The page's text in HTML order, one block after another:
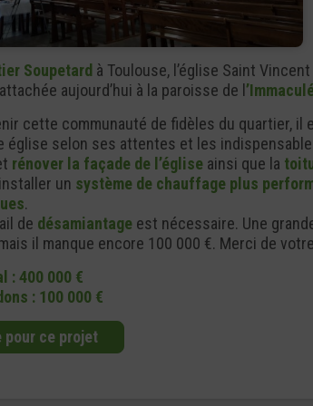
Soupetard à Toulouse, l’église Saint
aujourd’hui à la paroisse de l
cette communauté de fidèles du quartier, il
église selon ses attentes et les
rénover la façade de l’église ainsi que la
un système de chauffage plus
.
de désamiantage est nécessaire. Une
il manque encore 100 000 €. Merci de
: 400 000 €
: 100 000 €
pour ce projet